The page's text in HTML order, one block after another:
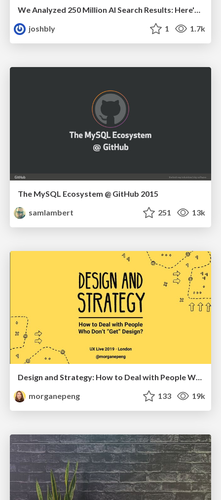
We Analyzed 250 Million AI Search Results: Here's What I Found
joshbly
1 1.7k
The MySQL Ecosystem @ GitHub 2015
samlambert
251 13k
Design and Strategy: How to Deal with People Who Don’t "Get" Design
morganepeng
133 19k